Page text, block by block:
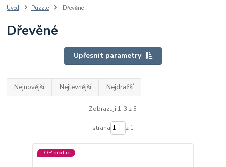
Úvod Puzzle Dřevěné
Dřevěné
Upřesnit parametry
Nejnovější Nejlevnější Nejdražší
Zobrazuji 1-3 z 3
strana z 1
TOP produkt